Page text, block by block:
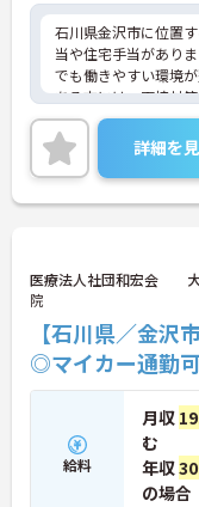
石川県金沢市に位置
当や住宅手当があり
でも働きやすい環境
ある方には、面接対
ご案内しますのでお
詳細を
医療法人社団和宏会 大
院
【石川県／金
◎マイカー通勤
給料
月収
む
年収
の場合